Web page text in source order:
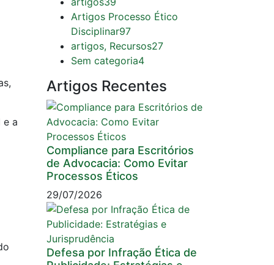
e a
Artigos Processo Ético
Disciplinar97
artigos, Recursos27
Sem categoria4
Artigos Recentes
Compliance para Escritórios
de Advocacia: Como Evitar
Processos Éticos
29/07/2026
Defesa por Infração Ética de